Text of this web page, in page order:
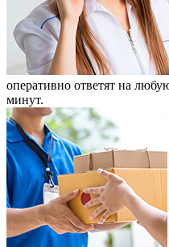
оперативно ответят на
минут.